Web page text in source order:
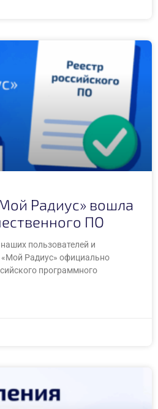
Радиус» вошла
ПО
пользователей и
Радиус» официально
программного